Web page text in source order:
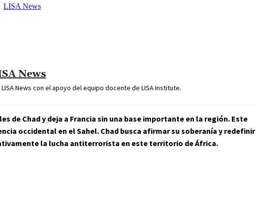
News
News con el apoyo del equipo docente de LISA Institute.
de Chad y deja a Francia sin una base importante en la región. Este
occidental en el Sahel. Chad busca afirmar su soberanía y redefinir
la lucha antiterrorista en este territorio de África.